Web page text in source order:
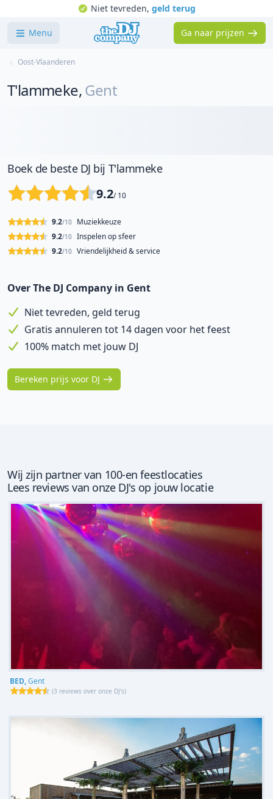
Niet tevreden, geld terug
Menu Ga naar prijzen
Oost-Vlaanderen
T'lammeke,Gent
Boek de beste DJ bij T'lammeke
9.2/ 10
Muziekkeuze
9.2/10
Inspelen op sfeer
9.2/10
Vriendelijkheid & service
9.2/10
Over The DJ Company in Gent
Niet tevreden, geld terug
Gratis annuleren tot 14 dagen voor het feest
100% match met jouw DJ
Bereken prijs voor DJ
Wij zijn partner van 100-en feestlocaties
Lees reviews van onze DJ's op jouw locatie
BED,Gent
(3 reviews over onze DJ's)